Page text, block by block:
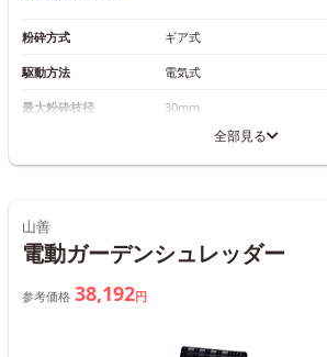
粉砕方式 ギア式
駆動方法 電気式
最大粉砕枝径 30mm
全部見る
山善
電動ガーデンシュレッダー
参考価格 38,192円